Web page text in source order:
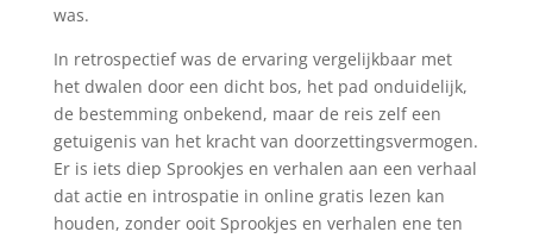
was.
In retrospectief was de ervaring vergelijkbaar met
het dwalen door een dicht bos, het pad onduidelijk,
de bestemming onbekend, maar de reis zelf een
getuigenis van het kracht van doorzettingsvermogen.
Er is iets diep Sprookjes en verhalen aan een verhaal
dat actie en introspatie in online gratis lezen kan
houden, zonder ooit Sprookjes en verhalen ene ten